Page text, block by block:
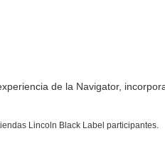
de la Navigator,
Lincoln Black Label participantes.